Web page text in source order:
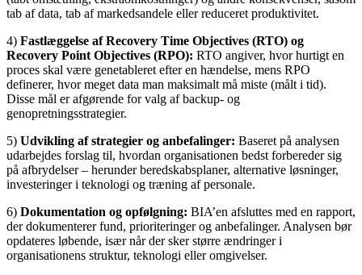
tab af data, tab af markedsandele eller reduceret produktivitet.
4) Fastlæggelse af Recovery Time Objectives (RTO) og
Recovery Point Objectives (RPO): RTO angiver, hvor hurtigt en
proces skal være genetableret efter en hændelse, mens RPO
definerer, hvor meget data man maksimalt må miste (målt i tid).
Disse mål er afgørende for valg af backup- og
genopretningsstrategier.
5) Udvikling af strategier og anbefalinger: Baseret på analysen
udarbejdes forslag til, hvordan organisationen bedst forbereder sig
på afbrydelser – herunder beredskabsplaner, alternative løsninger,
investeringer i teknologi og træning af personale.
6) Dokumentation og opfølgning: BIA’en afsluttes med en rapport,
der dokumenterer fund, prioriteringer og anbefalinger. Analysen bør
opdateres løbende, især når der sker større ændringer i
organisationens struktur, teknologi eller omgivelser.